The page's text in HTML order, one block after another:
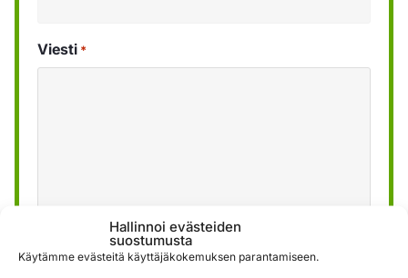
Hallinnoi evästeiden
suostumusta
Käytämme evästeitä käyttäjäkokemuksen parantamiseen.
Viesti *